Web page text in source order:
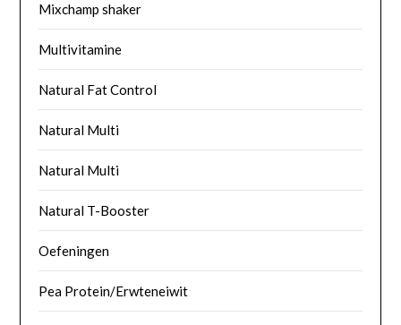
Mixchamp shaker
Multivitamine
Natural Fat Control
Natural Multi
Natural Multi
Natural T-Booster
Oefeningen
Pea Protein/Erwteneiwit